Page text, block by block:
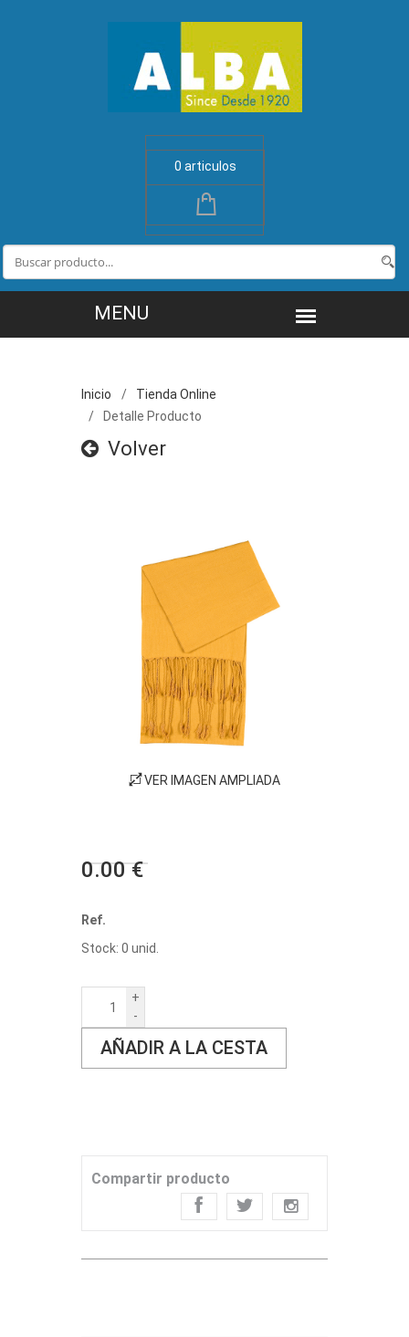
0 articulos
Inicio
Tienda Online
Detalle Producto
Volver
VER IMAGEN AMPLIADA
0.00 €
Ref.
Stock: 0 unid.
+
-
AÑADIR A LA CESTA
Compartir producto